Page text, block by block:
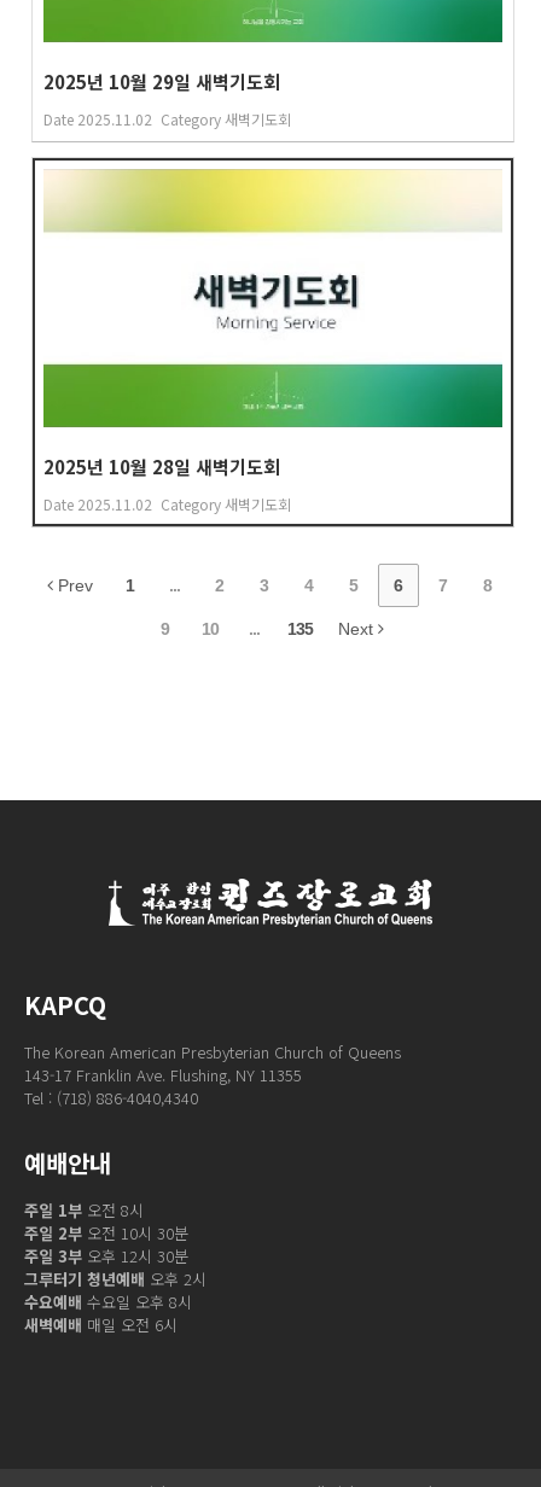
2025년 10월 29일 새벽기도회
Date 2025.11.02 Category새벽기도회
2025년 10월 28일 새벽기도회
Date 2025.11.02 Category새벽기도회
Prev 1 ... 2 3 4 5 6 7 8
9 10 ... 135 Next
KAPCQ
The Korean American Presbyterian Church of Queens
143-17 Franklin Ave. Flushing, NY 11355
Tel : (718) 886-4040,4340
예배안내
주일 1부 오전 8시
주일 2부 오전 10시 30분
주일 3부 오후 12시 30분
그루터기 청년예배 오후 2시
수요예배 수요일 오후 8시
새벽예배 매일 오전 6시